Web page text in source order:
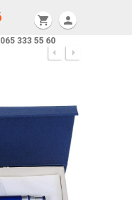
065 333 55 60
shopping_cart person